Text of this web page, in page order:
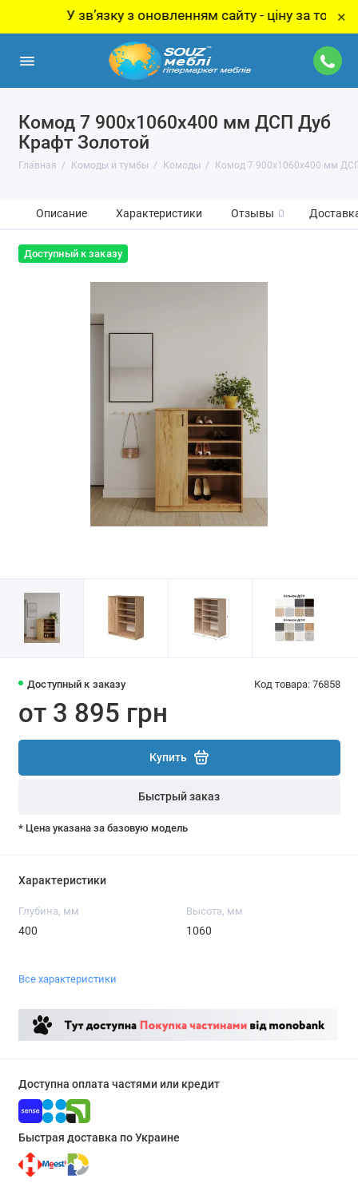
У звʼязку з оновленням сайту - ціну за товар ×
Комод 7 900х1060х400 мм ДСП Дуб
Крафт Золотой
Главная Комоды и тумбы Комоды Комод 7 900х1060х400 мм
Описание Характеристики Отзывы 0
Доступный к заказу
Доступный к заказу Код товара: 76858
от 3 895 грн
Купить
Быстрый заказ
* Цена указана за базовую модель
Характеристики
Глубина, мм
400
Высота, мм
1060
Все характеристики
Доступна оплата частями или кредит
Быстрая доставка по Украине